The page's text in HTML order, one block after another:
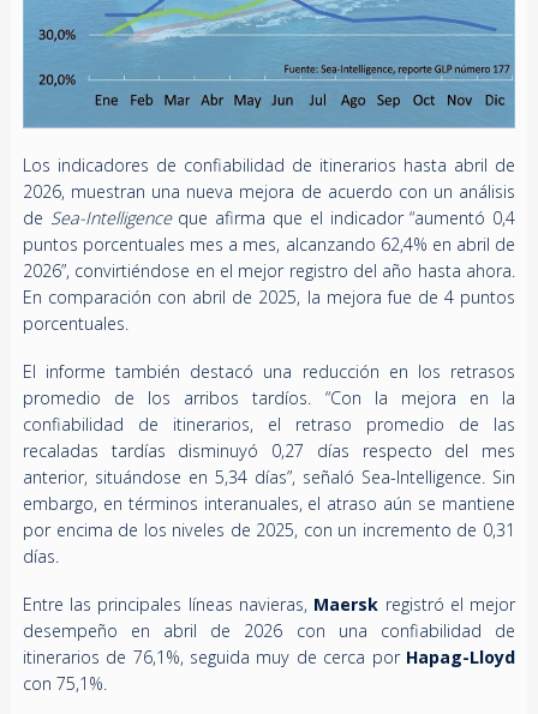
Los indicadores de confiabilidad de itinerarios hasta abril de
2026, muestran una nueva mejora de acuerdo con un análisis
de Sea-Intelligenceque afirma que el indicador “aumentó 0,4
puntos porcentuales mes a mes, alcanzando 62,4% en abril de
2026”, convirtiéndose en el mejor registro del año hasta ahora.
En comparación con abril de 2025, la mejora fue de 4 puntos
porcentuales.
El informe también destacó una reducción en los retrasos
promedio de los arribos tardíos. “Con la mejora en la
confiabilidad de itinerarios, el retraso promedio de las
recaladas tardías disminuyó 0,27 días respecto del mes
anterior, situándose en 5,34 días”, señaló Sea-Intelligence. Sin
embargo, en términos interanuales, el atraso aún se mantiene
por encima de los niveles de 2025, con un incremento de 0,31
días.
Entre las principales líneas navieras, Maersk registró el mejor
desempeño en abril de 2026 con una confiabilidad de
itinerarios de 76,1%, seguida muy de cerca por Hapag-Lloyd
con 75,1%.